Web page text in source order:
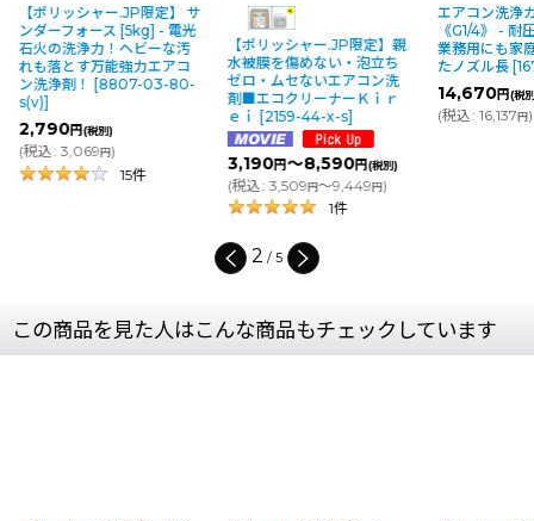
【ポリッシャー.JP限定】 サ
ンダーフォース [5kg] - 電光
石火の洗浄力！ヘビーな汚
れも落とす万能強力エアコ
ン洗浄剤！ [8807-03-80-
s(v)]
2,790円(税別)
(税込: 3,069円)
15件
【ポリッシャー.JP限定】親
水被膜を傷めない・泡立ち
ゼロ・ムセないエアコン洗
剤■エコクリーナーＫｉｒ
ｅｉ [2159-44-x-s]
3,190円～8,590円(税別)
(税込: 3,509円～9,449円)
1件
エアコン洗浄
《G1/4》 - 耐
業務用にも家
たノズル長 [
14,670円(税
(税込: 16,137円)
2 / 5
この商品を見た人はこんな商品もチェックしています